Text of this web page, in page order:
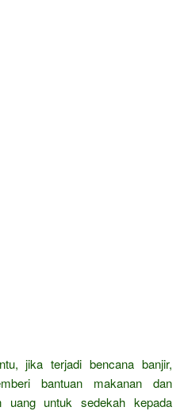
jika terjadi bencana banjir,
bantuan makanan dan
uang untuk sedekah kepada